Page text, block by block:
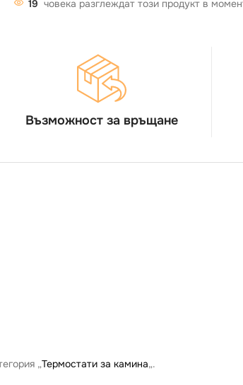
19 човека разглеждат този продукт в
Възможност за връщане
„Термостати за камина„.